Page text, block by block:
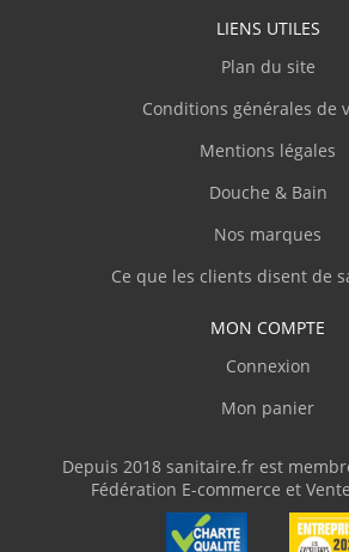
LIENS UTILES
Plan du site
Conditions générales de
Mentions légales
Douche & Bain
Nos marques
Ce que les clients disent de
MON COMPTE
Connexion
Mon panier
Depuis 2018 sanitaire.fr est
Fédération E-commerce et